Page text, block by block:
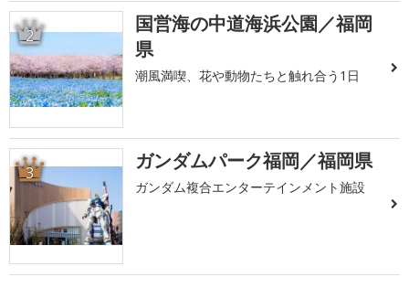
2
国営海の中道海浜公園／福岡
県
潮風満喫、花や動物たちと触れ合う1日
3 ガンダムパーク福岡／福岡県
ガンダム複合エンターテインメント施設